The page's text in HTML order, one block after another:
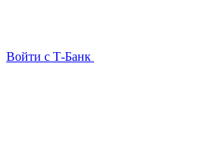
Войти с Т-Банк